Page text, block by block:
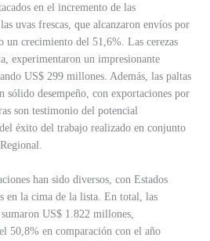
en el incremento de las
uvas frescas, que alcanzaron envíos por
un crecimiento del 51,6%. Las cerezas
experimentaron un impresionante
US$ 299 millones. Además, las paltas
sólido desempeño, con exportaciones por
son testimonio del potencial
éxito del trabajo realizado en conjunto
han sido diversos, con Estados
en la cima de la lista. En total, las
US$ 1.822 millones,
50,8% en comparación con el año